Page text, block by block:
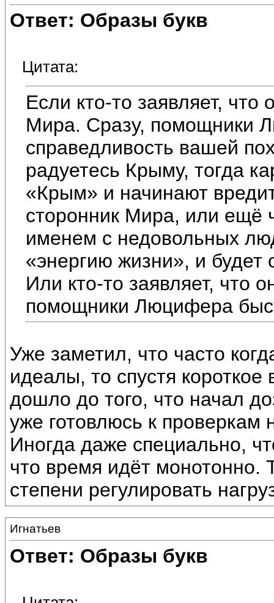
Ответ: Образы букв
Цитата:
Если кто-то заявляет, что
Мира. Сразу, помощники
справедливость вашей
радуетесь Крыму, тогда
«Крым» и начинают
сторонник Мира, или ещё
именем с недовольных
«энергию жизни», и будет
Или кто-то заявляет, что
помощники Люцифера
Уже заметил, что часто
идеалы, то спустя
дошло до того, что начал
уже готовлюсь к проверкам
Иногда даже специально,
что время идёт монотонно.
степени регулировать
Игнатьев
Ответ: Образы букв